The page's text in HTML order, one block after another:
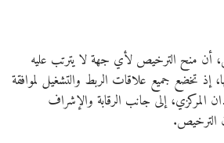
أن منح الترخيص لأي جهة لا يترتب عليه
إذ تخضع جميع علاقات الربط والتشغيل لموافقة
المركزي، إلى جانب الرقابة والإشراف
الترخيص.